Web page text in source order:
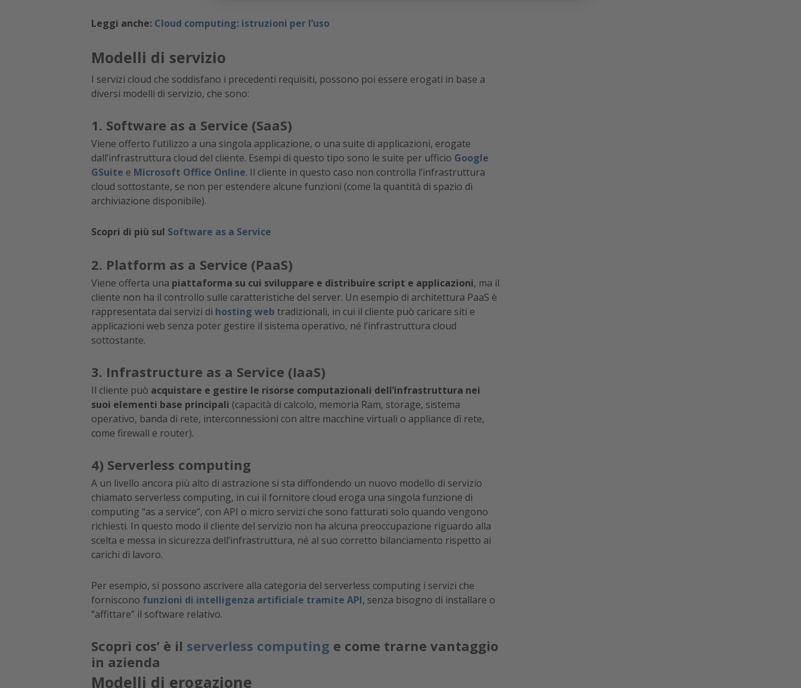
Leggi anche: Cloud computing: istruzioni per l’uso
Modelli di servizio
I servizi cloud che soddisfano i precedenti requisiti, possono poi essere erogati in base a
diversi modelli di servizio, che sono:
1. Software as a Service (SaaS)
Viene offerto l’utilizzo a una singola applicazione, o una suite di applicazioni, erogate
dall’infrastruttura cloud del cliente. Esempi di questo tipo sono le suite per ufficio Google
GSuite e Microsoft Office Online. Il cliente in questo caso non controlla l’infrastruttura
cloud sottostante, se non per estendere alcune funzioni (come la quantità di spazio di
archiviazione disponibile).
Scopri di più sul Software as a Service
2. Platform as a Service (PaaS)
Viene offerta una piattaforma su cui sviluppare e distribuire script e applicazioni, ma il
cliente non ha il controllo sulle caratteristiche del server. Un esempio di architettura PaaS è
rappresentata dai servizi di hosting web tradizionali, in cui il cliente può caricare siti e
applicazioni web senza poter gestire il sistema operativo, né l’infrastruttura cloud
sottostante.
3. Infrastructure as a Service (IaaS)
Il cliente può acquistare e gestire le risorse computazionali dell’infrastruttura nei
suoi elementi base principali (capacità di calcolo, memoria Ram, storage, sistema
operativo, banda di rete, interconnessioni con altre macchine virtuali o appliance di rete,
come firewall e router).
4) Serverless computing
A un livello ancora più alto di astrazione si sta diffondendo un nuovo modello di servizio
chiamato serverless computing, in cui il fornitore cloud eroga una singola funzione di
computing “as a service”, con API o micro servizi che sono fatturati solo quando vengono
richiesti. In questo modo il cliente del servizio non ha alcuna preoccupazione riguardo alla
scelta e messa in sicurezza dell’infrastruttura, né al suo corretto bilanciamento rispetto ai
carichi di lavoro.
Per esempio, si possono ascrivere alla categoria del serverless computing i servizi che
forniscono funzioni di intelligenza artificiale tramite API, senza bisogno di installare o
“affittare” il software relativo.
Scopri cos’ è il serverless computing e come trarne vantaggio
in azienda
Modelli di erogazione